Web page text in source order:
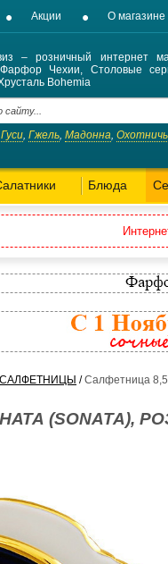
Акции О магазине
– розничный интернет
Фарфор Чехии, Столовые
Bohemia
Гуси Гжель Мадонна
Блюда
САЛФЕТНИЦЫ /Салфетница 8,5
(SONATA),